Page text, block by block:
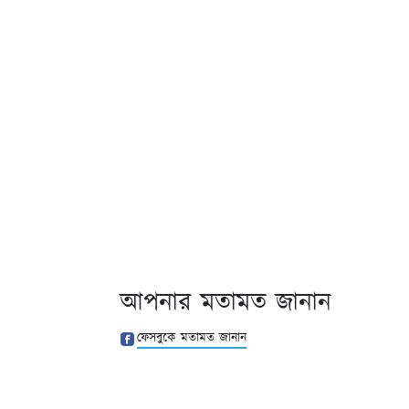
আপনার মতামত জানান
ফেসবুকে মতামত জানান